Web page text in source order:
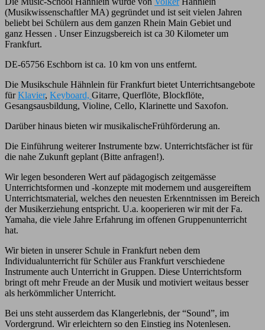
(Musikwissenschaftler MA) gegründet und ist seit vielen Jahren
beliebt bei Schülern aus dem ganzen Rhein Main Gebiet und
ganz Hessen . Unser Einzugsbereich ist ca 30 Kilometer um
Frankfurt.
DE-65756 Eschborn ist ca. 10 km von uns entfernt.
Die Musikschule Hähnlein für Frankfurt bietet Unterrichtsangebote
fürKlavier, Keyboard, Gitarre, Querflöte, Blockflöte,
Gesangsausbildung, Violine, Cello, Klarinette und Saxofon.
Darüber hinaus bieten wir musikalischeFrühförderung an.
Die Einführung weiterer Instrumente bzw. Unterrichtsfächer ist für
die nahe Zukunft geplant (Bitte anfragen!).
Wir legen besonderen Wert auf pädagogisch zeitgemässe
Unterrichtsformen und -konzepte mit modernem und ausgereiftem
Unterrichtsmaterial, welches den neuesten Erkenntnissen im Bereich
der Musikerziehung entspricht. U.a. kooperieren wir mit der Fa.
Yamaha, die viele Jahre Erfahrung im offenen Gruppenunterricht
hat.
Wir bieten in unserer Schule in Frankfurt neben dem
Individualunterricht für Schüler aus Frankfurt verschiedene
Instrumente auch Unterricht in Gruppen. Diese Unterrichtsform
bringt oft mehr Freude an der Musik und motiviert weitaus besser
als herkömmlicher Unterricht.
Bei uns steht ausserdem das Klangerlebnis, der “Sound”, im
Vordergrund. Wir erleichtern so den Einstieg ins Notenlesen.